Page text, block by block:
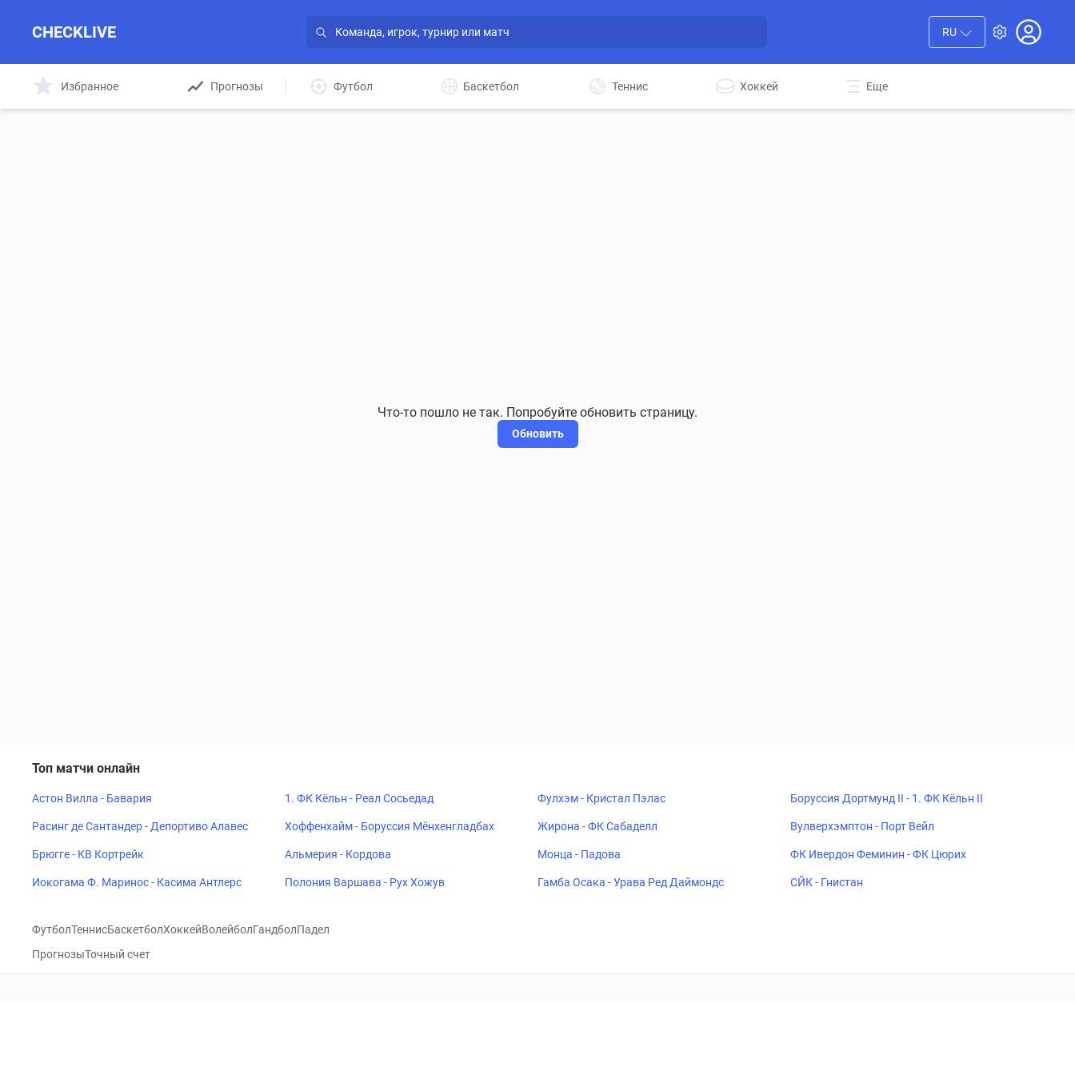
CHECKLIVE RU
Избранное Прогнозы Футбол Баскетбол Теннис Хоккей Еще
Что-то пошло не так. Попробуйте обновить страницу.
Обновить
Топ матчи онлайн
Астон Вилла - Бавария 1. ФК Кёльн - Реал Сосьедад Фулхэм - Кристал Пэлас Боруссия Дортмунд II - 1. ФК Кёльн II
Расинг де Сантандер - Депортиво Алавес Хоффенхайм - Боруссия Мёнхенгладбах Жирона - ФК Сабаделл Вулверхэмптон - Порт Вейл
Брюгге - КВ Кортрейк Альмерия - Кордова Монца - Падова ФК Ивердон Феминин - ФК Цюрих
Иокогама Ф. Маринос - Касима Антлерс Полония Варшава - Рух Хожув Гамба Осака - Урава Ред Даймондс СЙК - Гнистан
ФутболТеннисБаскетболХоккейВолейболГандболПадел
ПрогнозыТочный счет